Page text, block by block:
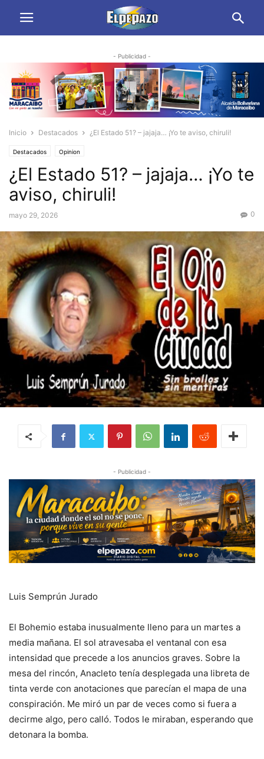
- Publicidad -
Inicio Destacados ¿El Estado 51? – jajaja… ¡Yo te aviso, chiruli!
Destacados Opinion
¿El Estado 51? – jajaja… ¡Yo te
aviso, chiruli!
mayo 29, 2026 0
- Publicidad -
Luis Semprún Jurado
El Bohemio estaba inusualmente lleno para un martes a
media mañana. El sol atravesaba el ventanal con esa
intensidad que precede a los anuncios graves. Sobre la
mesa del rincón, Anacleto tenía desplegada una libreta de
tinta verde con anotaciones que parecían el mapa de una
conspiración. Me miró un par de veces como si fuera a
decirme algo, pero calló. Todos le miraban, esperando que
detonara la bomba.